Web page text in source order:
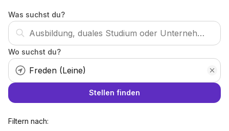
Was suchst du?
Wo suchst du?
Stellen finden
Filtern nach: